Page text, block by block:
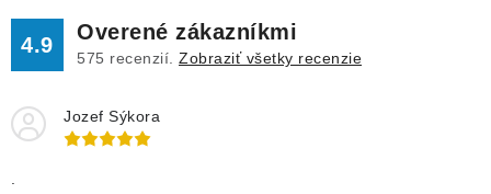
4.9
Overené zákazníkmi
575 recenzií. Zobraziť všetky recenzie
Jozef Sýkora